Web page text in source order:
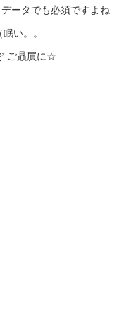
ータでも必須ですよね
眠い。。
ご贔屓に☆